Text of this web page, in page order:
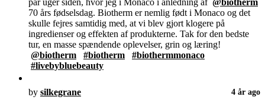
par uger siden, hvor jeg i Monaco i anledning af @biotherm
70 års fødselsdag. Biotherm er nemlig født i Monaco og det
skulle fejres samtidig med, at vi blev gjort klogere på
ingredienser og effekten af produkterne. Tak for den bedste
tur, en masse spændende oplevelser, grin og læring!
@biotherm
#biotherm
#biothermmonaco
#livebybluebeauty
by silkegrane 4 år ago